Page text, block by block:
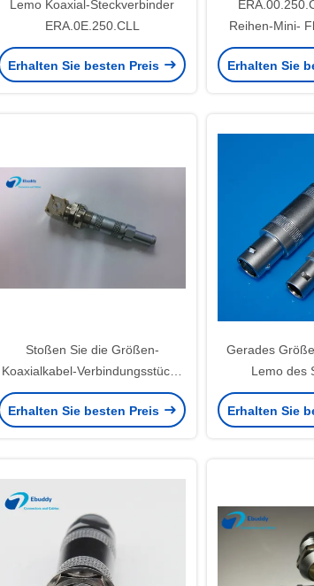
Lemo Koaxial-Steckverbinder
ERA.0E.250.CLL
Erhalten Sie besten Preis
Reihen-Mini-
Erhalten Sie
Stoßen Sie die Größen-
Koaxialkabel-Verbindungsstücke
PWBs 0S, die für gedruckte
Schaltung rechtwinklig sind
Erhalten Sie besten Preis
Gerades
Lemo des
kompatibles
FFA
Erhalten Sie